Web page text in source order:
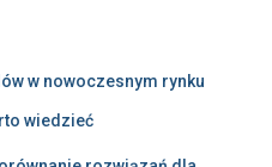
w nowoczesnym rynku
wiedzieć